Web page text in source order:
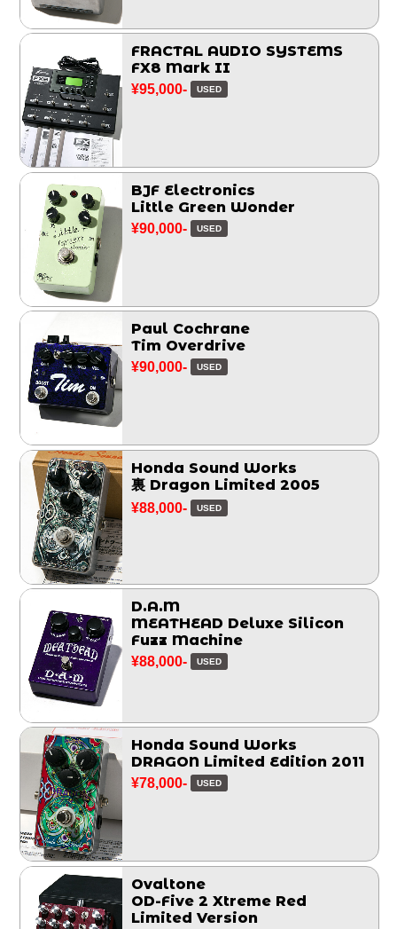
FRACTAL AUDIO SYSTEMS
FX8 Mark II
¥95,000- USED
BJF Electronics
Little Green Wonder
¥90,000- USED
Paul Cochrane
Tim Overdrive
¥90,000- USED
Honda Sound Works
裏 Dragon Limited 2005
¥88,000- USED
D.A.M
MEATHEAD Deluxe Silicon
Fuzz Machine
¥88,000- USED
Honda Sound Works
DRAGON Limited Edition 2011
¥78,000- USED
Ovaltone
OD-Five 2 Xtreme Red
Limited Version